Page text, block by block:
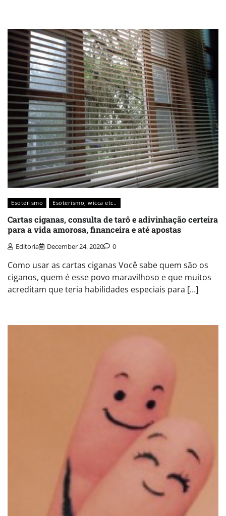
Esoterismo Esoterismo, wicca etc..
Cartas ciganas, consulta de tarô e adivinhação certeira
para a vida amorosa, financeira e até apostas
Editoria December 24, 2020 0
Como usar as cartas ciganas Você sabe quem são os
ciganos, quem é esse povo maravilhoso e que muitos
acreditam que teria habilidades especiais para […]